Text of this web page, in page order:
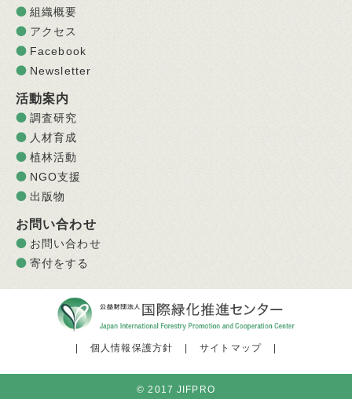
組織概要
アクセス
Facebook
Newsletter
活動案内
調査研究
人材育成
植林活動
NGO支援
出版物
お問い合わせ
お問い合わせ
寄付をする
個人情報保護方針 サイトマップ
© 2017 JIFPRO